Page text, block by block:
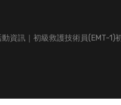
資訊｜初級救護技術員(EMT-1)